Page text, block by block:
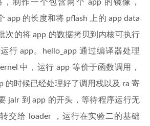
制作一个包含两个 app 的镜像，
app 的长度和将 pflash 上的 app data
次的将 app 的数据拷贝到内核可执行
行 app。hello_app 通过编译器处理
中，运行 app 等价于函数调用，
的时候已经处理好了调用栈以及 ra 寄
jalr 到 app 的开头，等待程序运行无
交给 loader ，运行在实验二的基础